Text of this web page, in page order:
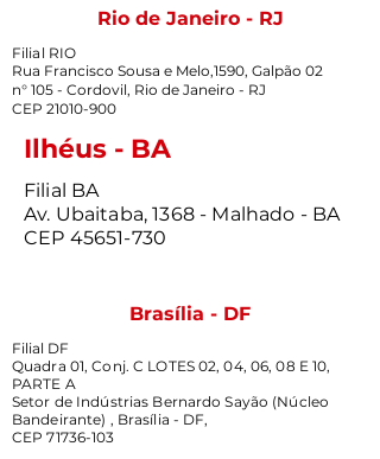
Rio de Janeiro - RJ
Filial RIO
Rua Francisco Sousa e Melo,1590, Galpão 02
n° 105 - Cordovil, Rio de Janeiro - RJ
CEP 21010-900
Ilhéus - BA
Filial BA
Av. Ubaitaba, 1368 - Malhado - BA
CEP 45651-730
Brasília - DF
Filial DF
Quadra 01, Conj. C LOTES 02, 04, 06, 08 E 10,
PARTE A
Setor de Indústrias Bernardo Sayão (Núcleo
Bandeirante) , Brasília - DF,
CEP 71736-103